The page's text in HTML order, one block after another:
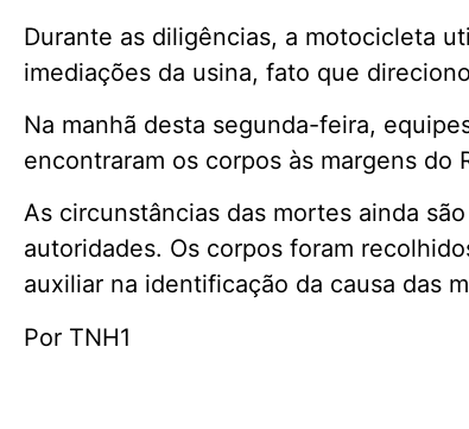
Durante as diligências, a motocicleta
imediações da usina, fato que
Na manhã desta segunda-feira,
encontraram os corpos às margens do
As circunstâncias das mortes ainda
autoridades. Os corpos foram
auxiliar na identificação da causa das
Por TNH1